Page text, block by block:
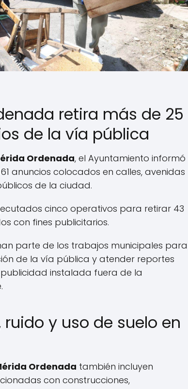
retira más de 25
de la vía pública
Ordenada, el Ayuntamiento informó
anuncios colocados en calles, avenidas
de la ciudad.
cinco operativos para retirar 43
con fines publicitarios.
parte de los trabajos municipales para
de la vía pública y atender reportes
instalada fuera de la
ruido y uso de suelo en
Ordenada también incluyen
con construcciones,